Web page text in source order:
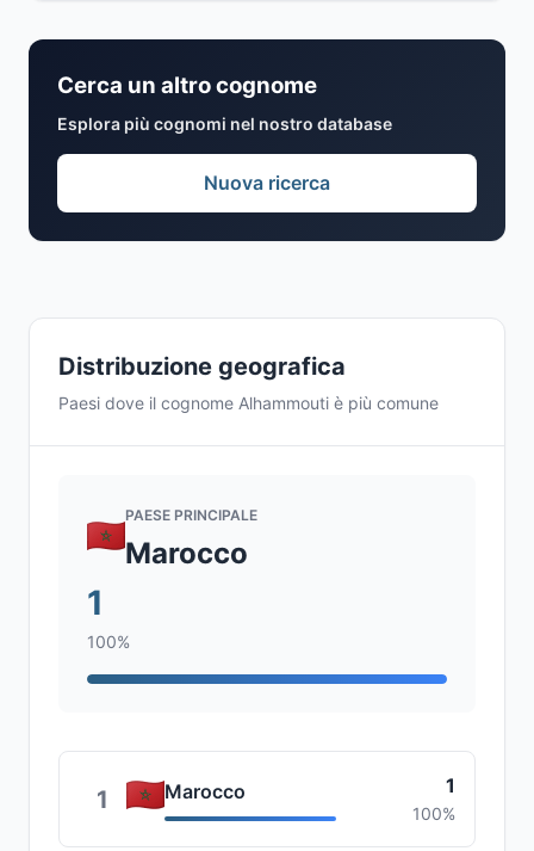
Distribuzione geografica
Paesi dove il cognome Alhammouti è più comune
PAESE PRINCIPALE
Marocco
1
100%
1 Marocco 1
100%
Cerca un altro cognome
Esplora più cognomi nel nostro database
Nuova ricerca